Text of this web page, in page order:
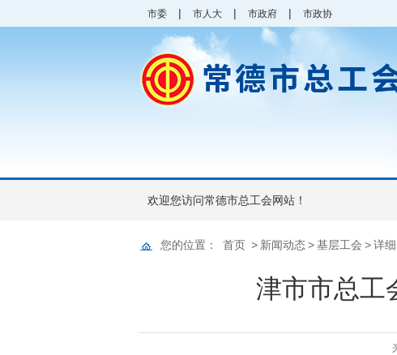
市委 | 市人大 | 市政府 | 市政协
欢迎您访问常德市总工会网站！
您的位置： 首页 > 新闻动态>基层工会 >详
津市市总工